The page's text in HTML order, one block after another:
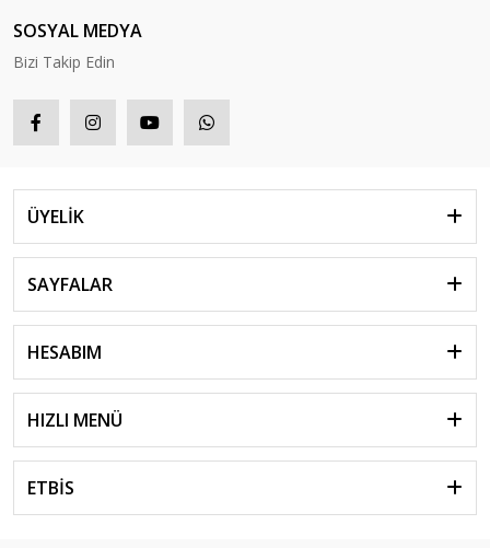
SOSYAL MEDYA
Bizi Takip Edin
ÜYELİK
SAYFALAR
HESABIM
HIZLI MENÜ
ETBİS